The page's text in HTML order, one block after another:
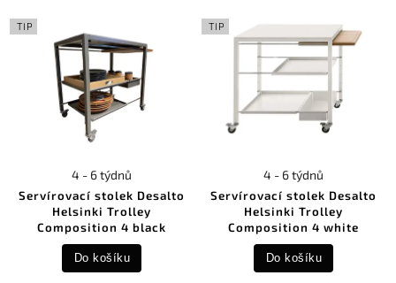
TIP
Servírovací stolek Desalto
Helsinki Trolley
Composition 4 black
4 - 6 týdnů
Do košíku
TIP
Servírovací stolek Desalto
Helsinki Trolley
Composition 4 white
4 - 6 týdnů
Do košíku